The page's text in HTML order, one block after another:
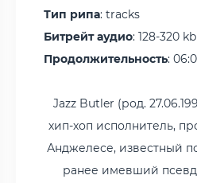
Тип рипа: tracks
Битрейт аудио: 128-320
Продолжительность:
Jazz Butler (род.
хип-хоп исполнитель,
Анджелесе, известный
ранее имевший